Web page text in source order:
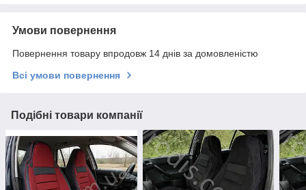
Умови повернення
Повернення товару впродовж 14 днів за домовленістю
Всі умови повернення
Подібні товари компанії